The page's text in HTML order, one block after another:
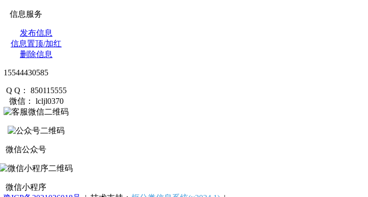
信息服务
发布信息
信息置顶/加红
删除信息
15544430585
Q Q： 850115555
微信： lcljl0370
微信公众号
微信小程序